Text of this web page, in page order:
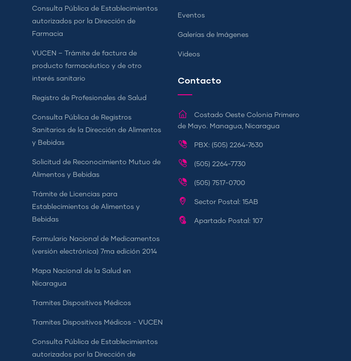
Consulta Pública de Establecimientos
autorizados por la Dirección de
Farmacia
VUCEN – Trámite de factura de
producto farmacéutico y de otro
interés sanitario
Registro de Profesionales de Salud
Consulta Pública de Registros
Sanitarios de la Dirección de Alimentos
y Bebidas
Solicitud de Reconocimiento Mutuo de
Alimentos y Bebidas
Trámite de Licencias para
Establecimientos de Alimentos y
Bebidas
Formulario Nacional de Medicamentos
(versión electrónica) 7ma edición 2014
Mapa Nacional de la Salud en
Nicaragua
Tramites Dispositivos Médicos
Tramites Dispositivos Médicos - VUCEN
Consulta Pública de Establecimientos
autorizados por la Dirección de
Eventos
Galerías de Imágenes
Videos
Contacto
Costado Oeste Colonia Primero
de Mayo. Managua, Nicaragua
PBX: (505) 2264-7630
(505) 2264-7730
(505) 7517-0700
Sector Postal: 15AB
Apartado Postal: 107